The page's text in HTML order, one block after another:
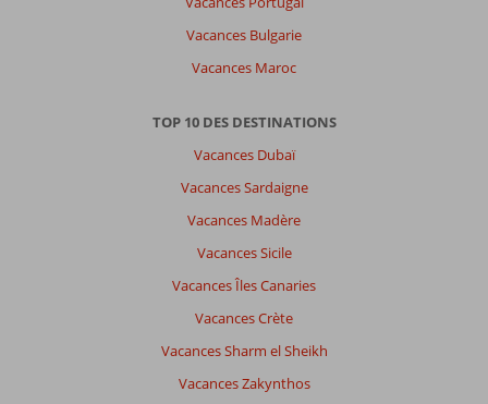
Vacances Bulgarie
Vacances Maroc
TOP 10 DES DESTINATIONS
Vacances Dubaï
Vacances Sardaigne
Vacances Madère
Vacances Sicile
Vacances Îles Canaries
Vacances Crète
Vacances Sharm el Sheikh
Vacances Zakynthos